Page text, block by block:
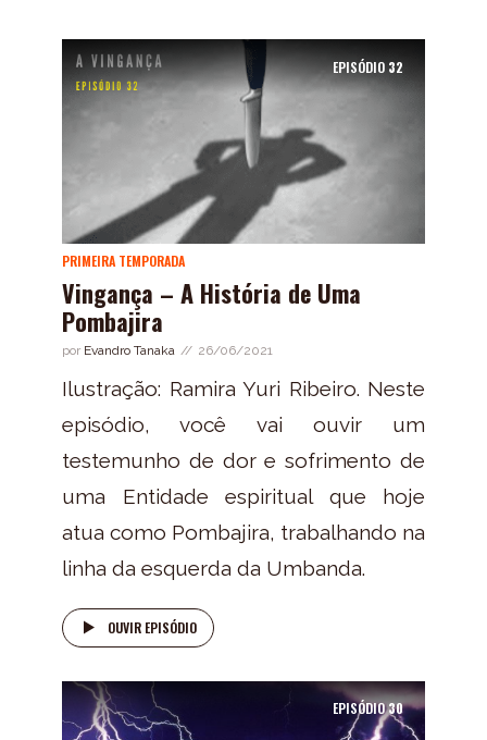
EPISÓDIO 32
PRIMEIRA TEMPORADA
Vingança – A História de Uma
Pombajira
por Evandro Tanaka 26/06/2021
Ilustração: Ramira Yuri Ribeiro. Neste
episódio, você vai ouvir um
testemunho de dor e sofrimento de
uma Entidade espiritual que hoje
atua como Pombajira, trabalhando na
linha da esquerda da Umbanda.
OUVIR EPISÓDIO
EPISÓDIO30